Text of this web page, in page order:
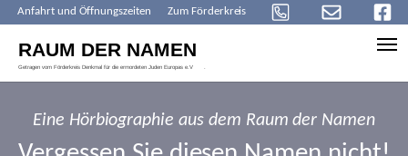
Anfahrt und Öffnungszeiten Zum Förderkreis
Eine Hörbiographie aus dem Raum der Namen